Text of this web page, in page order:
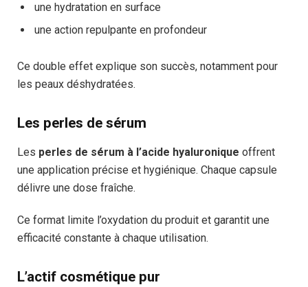
une hydratation en surface
une action repulpante en profondeur
Ce double effet explique son succès, notamment pour
les peaux déshydratées.
Les perles de sérum
Les perles de sérum à l’acide hyaluronique offrent
une application précise et hygiénique. Chaque capsule
délivre une dose fraîche.
Ce format limite l’oxydation du produit et garantit une
efficacité constante à chaque utilisation.
L’actif cosmétique pur